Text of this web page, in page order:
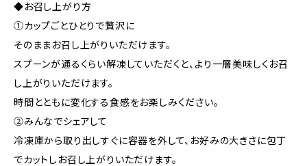
◆お召し上がり方
①カップごとひとりで贅沢に
そのままお召し上がりいただけます。
スプーンが通るくらい解凍していただくと、より一層美味しくお召
し上がりいただけます。
時間とともに変化する食感をお楽しみください。
②みんなでシェアして
冷凍庫から取り出しすぐに容器を外して、お好みの大きさに包丁
でカットしお召し上がりいただけます。